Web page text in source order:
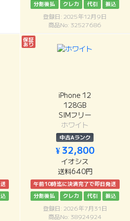
分割後払
クレカ 代引 振込
登録日: 2025年12月9日
商品No: 32527686
保証
あり
iPhone 12
128GB
SIMフリー
ホワイト
中古Aランク
¥ 32,800
イオシス
送料640円
午前10時迄に決済完了で即日発送
分割後払
クレカ 代引 振込
登録日: 2026年7月31日
商品No: 38924924